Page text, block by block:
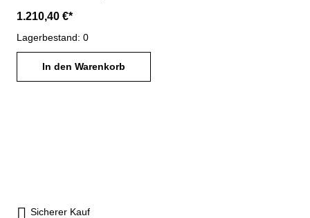
Innenmaße: L 1245 x B 1250
x H 510 mmTragfähigkeit:
1000 kg - einfache Aufnahme
mit Gabelzinken- Kippen in
jeder Höhe per Seilzug vom
1.210,40 €*
Lagerbestand: 0
In den Warenkorb
Sicherer Kauf